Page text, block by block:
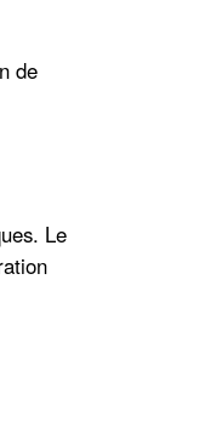
de
Le